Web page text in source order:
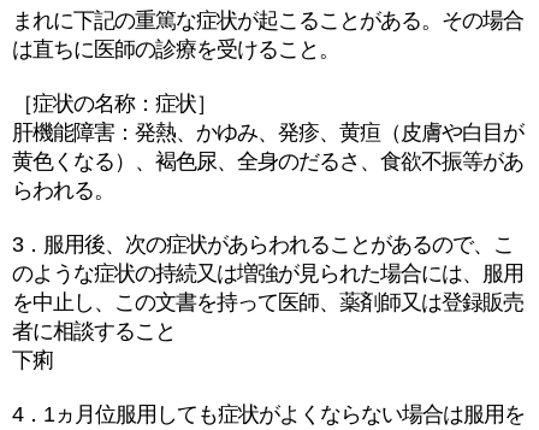
まれに下記の重篤な症状が起こることがある。その場合
は直ちに医師の診療を受けること。
［症状の名称：症状］
肝機能障害：発熱、かゆみ、発疹、黄疸（皮膚や白目が
黄色くなる）、褐色尿、全身のだるさ、食欲不振等があ
らわれる。
3．服用後、次の症状があらわれることがあるので、こ
のような症状の持続又は増強が見られた場合には、服用
を中止し、この文書を持って医師、薬剤師又は登録販売
者に相談すること
下痢
4．1ヵ月位服用しても症状がよくならない場合は服用を